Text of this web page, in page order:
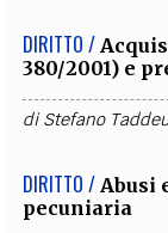
DIRITTO /
380/2001) e
diStefano
DIRITTO / Abusi
pecuniaria